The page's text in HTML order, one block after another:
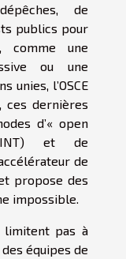
de
publics pour
comme une
ou une
unies, l’OSCE
ces dernières
d’« open
et de
de
propose des
impossible.
limitent pas à
équipes de